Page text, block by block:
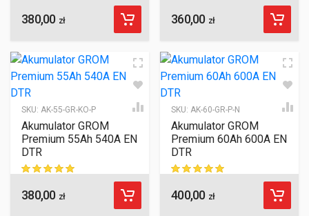
ocen klientów
380,00 zł ocen klientów
360,00 zł
SKU: AK-55-GR-KO-P
Akumulator GROM
Premium 55Ah 540A EN
DTR
ocen klientów
380,00 zł
SKU: AK-60-GR-P-N
Akumulator GROM
Premium 60Ah 600A EN
DTR
ocen klientów
400,00 zł